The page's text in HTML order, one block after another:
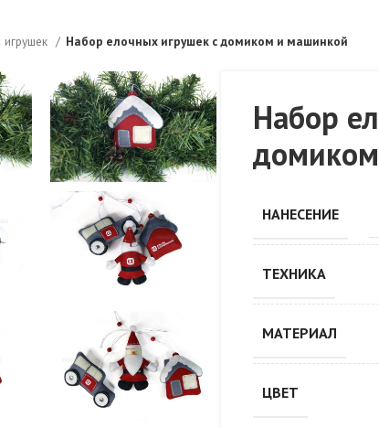
Набор елочных игрушек с домиком и машинкой
Набор
НАНЕСЕНИЕ
ТЕХНИКА
МАТЕРИАЛ
ЦВЕТ